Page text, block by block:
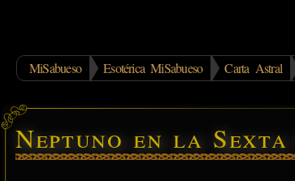
MiSabueso Esotérica MiSabueso Carta Astral
Neptuno en la Sexta